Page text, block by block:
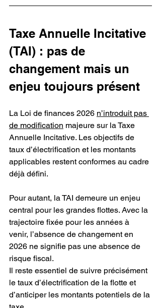
Taxe Annuelle Incitative
(TAI) : pas de
changement mais un
enjeu toujours présent
La Loi de finances 2026 n’introduit pas
de modification majeure sur la Taxe
Annuelle Incitative. Les objectifs de
taux d’électrification et les montants
applicables restent conformes au cadre
déjà défini.
Pour autant, la TAI demeure un enjeu
central pour les grandes flottes. Avec la
trajectoire fixée pour les années à
venir, l’absence de changement en
2026 ne signifie pas une absence de
risque fiscal.
Il reste essentiel de suivre précisément
le taux d’électrification de la flotte et
d’anticiper les montants potentiels de la